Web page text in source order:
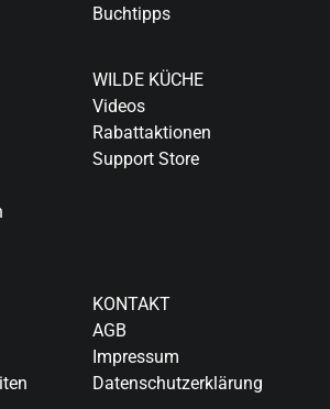
Buchtipps
WILDE KÜCHE
Videos
Rabattaktionen
Support Store
KONTAKT
AGB
Impressum
Datenschutzerklärung